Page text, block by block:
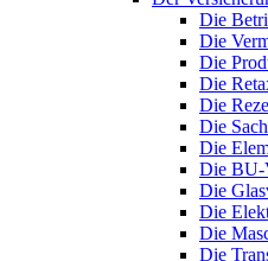
Die
Die
Die
Die
Die
Die
Die
Die BU-
Die
Die
Die
Die